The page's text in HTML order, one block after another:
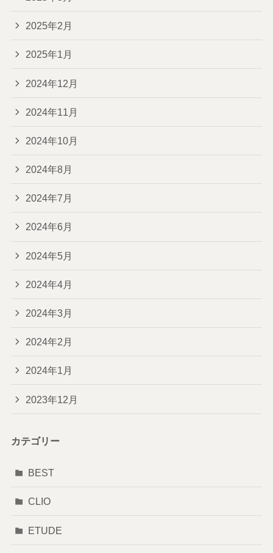
2025年2月
2025年1月
2024年12月
2024年11月
2024年10月
2024年8月
2024年7月
2024年6月
2024年5月
2024年4月
2024年3月
2024年2月
2024年1月
2023年12月
カテゴリー
BEST
CLIO
ETUDE